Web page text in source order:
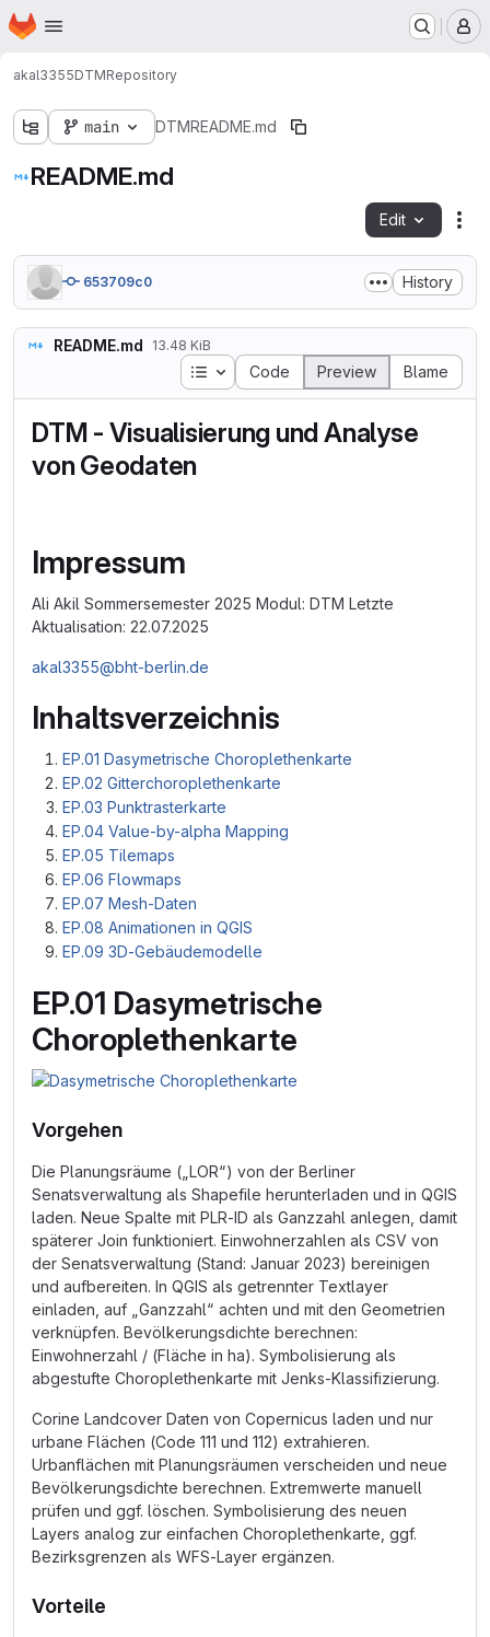
Skip to main content
Homepage
akal3355DTMRepository
main DTM README.md
README.md
Edit
653709c0 History
README.md 13.48 KiB
Table of contents
Code Preview Blame
DTM - Visualisierung und Analyse
von Geodaten
Impressum
Ali Akil Sommersemester 2025 Modul: DTM Letzte
Aktualisation: 22.07.2025
akal3355@bht-berlin.de
Inhaltsverzeichnis
EP.01 Dasymetrische Choroplethenkarte
EP.02 Gitterchoroplethenkarte
EP.03 Punktrasterkarte
EP.04 Value-by-alpha Mapping
EP.05 Tilemaps
EP.06 Flowmaps
EP.07 Mesh-Daten
EP.08 Animationen in QGIS
EP.09 3D-Gebäudemodelle
EP.01 Dasymetrische
Choroplethenkarte
Vorgehen
Die Planungsräume („LOR“) von der Berliner
Senatsverwaltung als Shapefile herunterladen und in QGIS
laden. Neue Spalte mit PLR-ID als Ganzzahl anlegen, damit
späterer Join funktioniert. Einwohnerzahlen als CSV von
der Senatsverwaltung (Stand: Januar 2023) bereinigen
und aufbereiten. In QGIS als getrennter Textlayer
einladen, auf „Ganzzahl“ achten und mit den Geometrien
verknüpfen. Bevölkerungsdichte berechnen:
Einwohnerzahl / (Fläche in ha). Symbolisierung als
abgestufte Choroplethenkarte mit Jenks-Klassifizierung.
Corine Landcover Daten von Copernicus laden und nur
urbane Flächen (Code 111 und 112) extrahieren.
Urbanflächen mit Planungsräumen verscheiden und neue
Bevölkerungsdichte berechnen. Extremwerte manuell
prüfen und ggf. löschen. Symbolisierung des neuen
Layers analog zur einfachen Choroplethenkarte, ggf.
Bezirksgrenzen als WFS-Layer ergänzen.
Vorteile